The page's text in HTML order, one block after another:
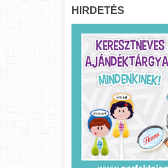
HIRDETÉS